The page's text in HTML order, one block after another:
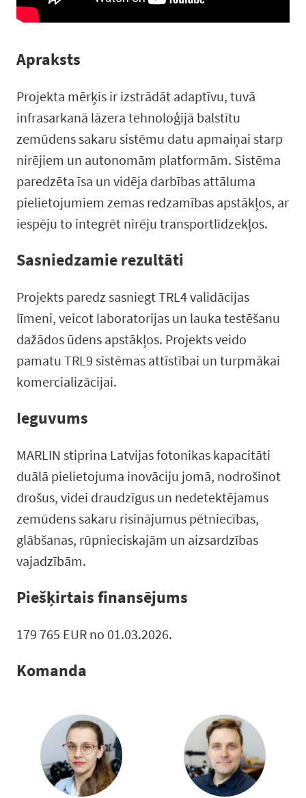
Apraksts
Projekta mērķis ir izstrādāt adaptīvu, tuvā
infrasarkanā lāzera tehnoloģijā balstītu
zemūdens sakaru sistēmu datu apmaiņai starp
nirējiem un autonomām platformām. Sistēma
paredzēta īsa un vidēja darbības attāluma
pielietojumiem zemas redzamības apstākļos, ar
iespēju to integrēt nirēju transportlīdzekļos.
Sasniedzamie rezultāti
Projekts paredz sasniegt TRL4 validācijas
līmeni, veicot laboratorijas un lauka testēšanu
dažādos ūdens apstākļos. Projekts veido
pamatu TRL9 sistēmas attīstībai un turpmākai
komercializācijai.
Ieguvums
MARLIN stiprina Latvijas fotonikas kapacitāti
duālā pielietojuma inovāciju jomā, nodrošinot
drošus, videi draudzīgus un nedetektējamus
zemūdens sakaru risinājumus pētniecības,
glābšanas, rūpnieciskajām un aizsardzības
vajadzībām.
Piešķirtais finansējums
179 765 EUR no 01.03.2026.
Komanda